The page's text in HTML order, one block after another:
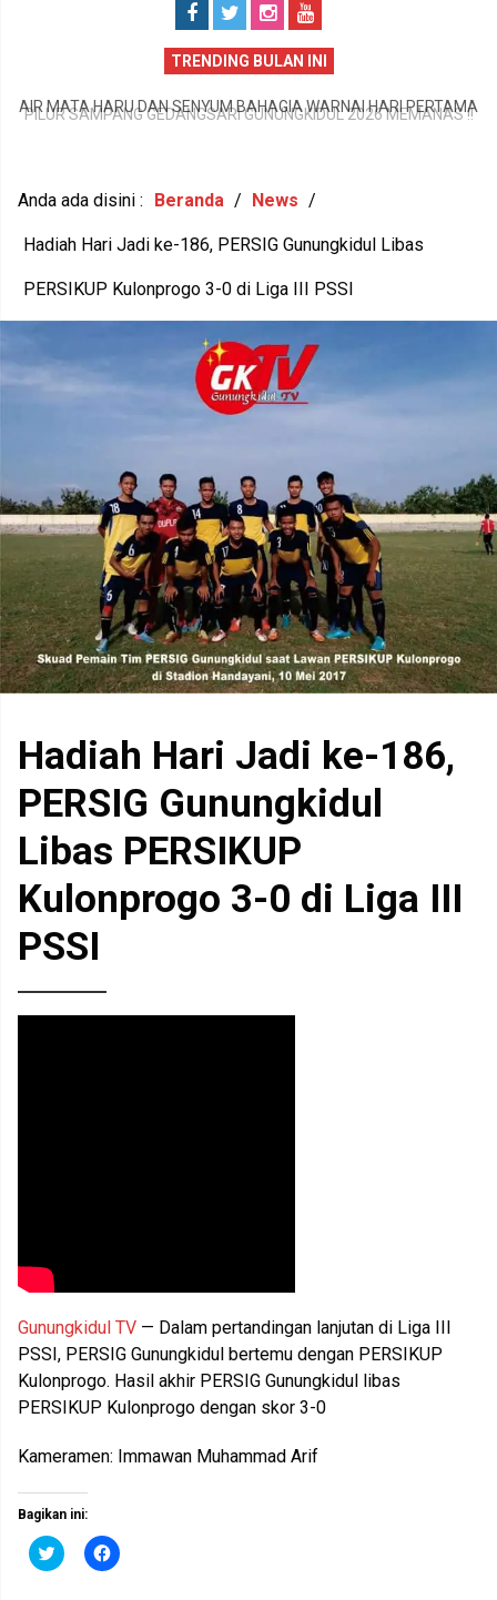
TRENDING BULAN INI
PILUR SAMPANG GEDANGSARI GUNUNGKIDUL 2026 MEMANAS !!
Anda ada disini : Beranda / News /
Hadiah Hari Jadi ke-186, PERSIG Gunungkidul Libas
PERSIKUP Kulonprogo 3-0 di Liga III PSSI
Hadiah Hari Jadi ke-186,
PERSIG Gunungkidul
Libas PERSIKUP
Kulonprogo 3-0 di Liga III
PSSI
Gunungkidul TV — Dalam pertandingan lanjutan di Liga III
PSSI, PERSIG Gunungkidul bertemu dengan PERSIKUP
Kulonprogo. Hasil akhir PERSIG Gunungkidul libas
PERSIKUP Kulonprogo dengan skor 3-0
Kameramen: Immawan Muhammad Arif
Bagikan ini:
K
l
K
l